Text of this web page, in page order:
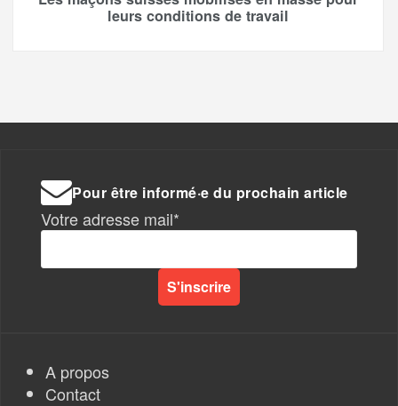
leurs conditions de travail
Pour être informé·e du prochain article
Votre adresse mail*
A propos
Contact